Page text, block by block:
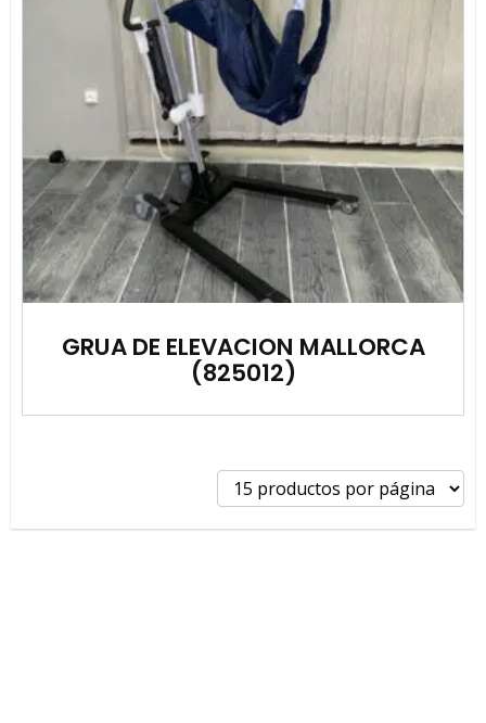
GRUA DE ELEVACION MALLORCA
(825012)